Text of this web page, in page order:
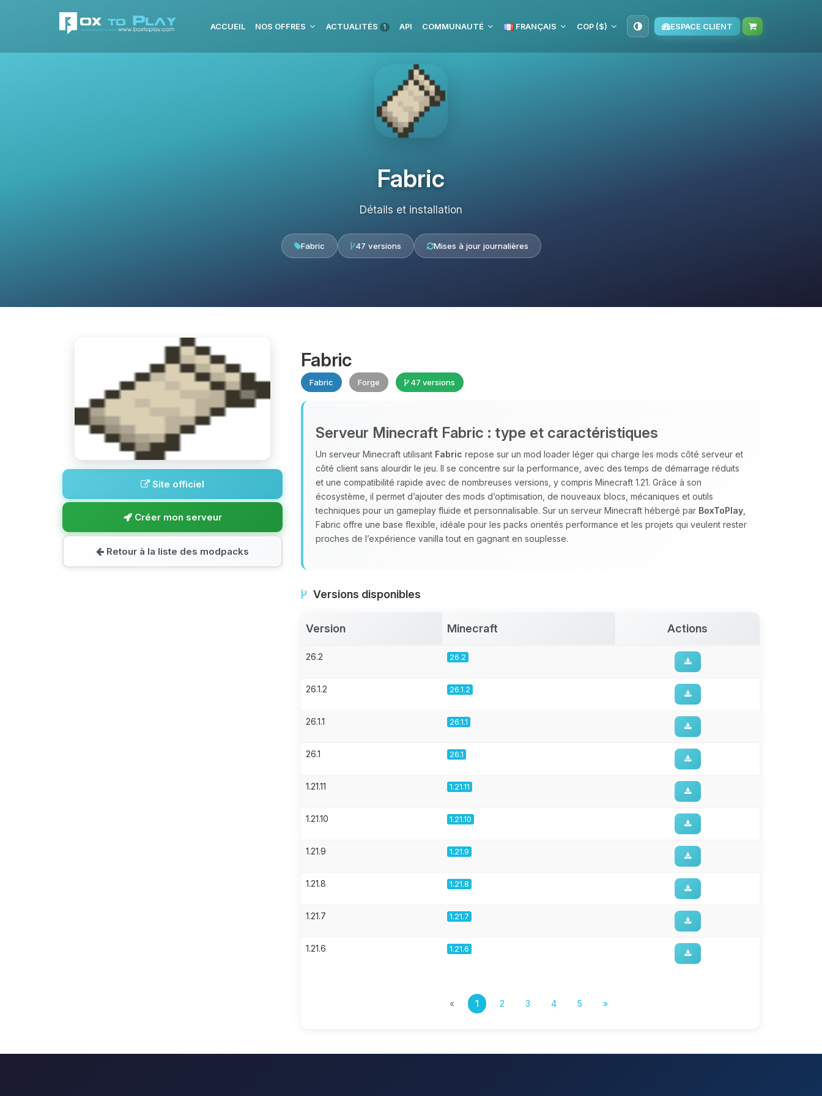
ACCUEIL NOS OFFRES ACTUALITÉS 1 API COMMUNAUTÉ FRANÇAIS COP ($) ESPACE CLIENT
Fabric
Détails et installation
Fabric 47 versions Mises à jour journalières
Site officiel
Créer mon serveur
Retour à la liste des modpacks
Fabric
Fabric Forge 47 versions
Serveur Minecraft Fabric : type et caractéristiques
Un serveur Minecraft utilisant Fabric repose sur un mod loader léger qui charge les mods côté serveur et
côté client sans alourdir le jeu. Il se concentre sur la performance, avec des temps de démarrage réduits
et une compatibilité rapide avec de nombreuses versions, y compris Minecraft 1.21. Grâce à son
écosystème, il permet d’ajouter des mods d’optimisation, de nouveaux blocs, mécaniques et outils
techniques pour un gameplay fluide et personnalisable. Sur un serveur Minecraft hébergé par BoxToPlay
Fabric offre une base flexible, idéale pour les packs orientés performance et les projets qui veulent rester
proches de l’expérience vanilla tout en gagnant en souplesse.
Versions disponibles
Version Minecraft Actions
26.2 26.2
26.1.2 26.1.2
26.1.1 26.1.1
26.1 26.1
1.21.11 1.21.11
1.21.10 1.21.10
1.21.9 1.21.9
1.21.8 1.21.8
1.21.7 1.21.7
1.21.6 1.21.6
« 1 2 3 4 5 »